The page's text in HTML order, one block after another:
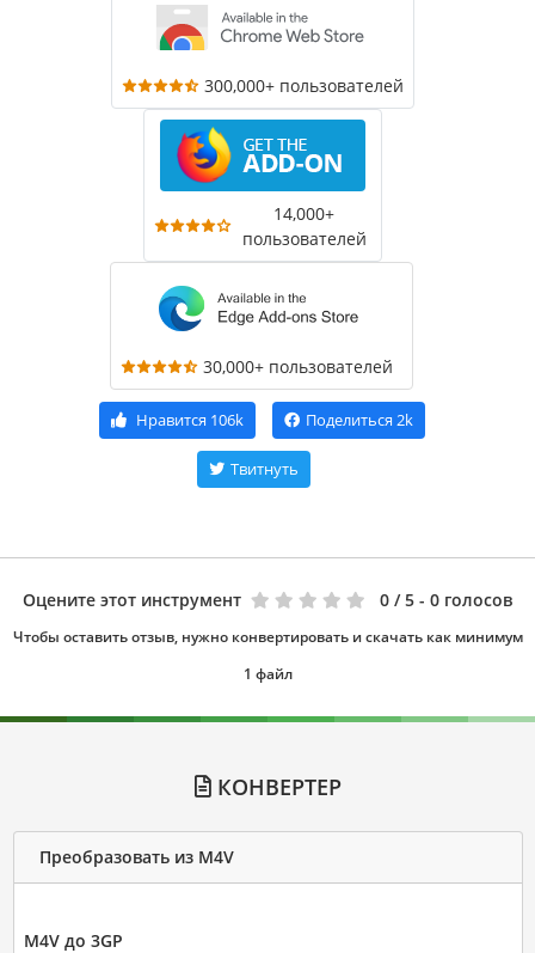
300,000+ пользователей
14,000+
пользователей
30,000+ пользователей
Нравится 106k Поделиться 2k
Твитнуть
Оцените этот инструмент 0 / 5 - 0 голосов
Чтобы оставить отзыв, нужно конвертировать и скачать как минимум
1 файл
КОНВЕРТЕР
Преобразовать из M4V
M4V до 3GP